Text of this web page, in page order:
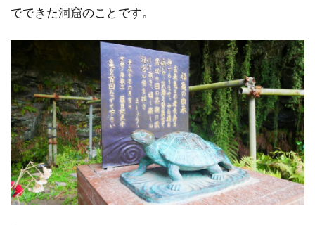
でできた洞窟のことです。